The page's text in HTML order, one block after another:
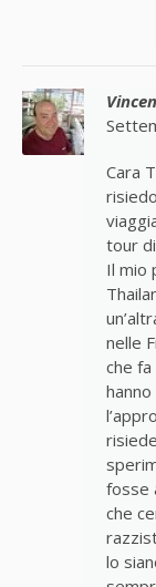
Cara
tour
Il mio
nelle
che
fosse
che
lo